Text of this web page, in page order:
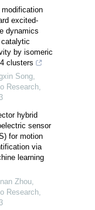
modification
excited-
dynamics
by isomeric
clusters
Song,
Research,
hybrid
sensor
for motion
via
learning
Zhou,
Research,